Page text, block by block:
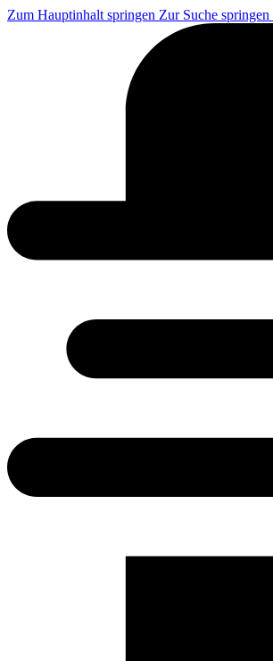
Zum Hauptinhalt springen Zur Suche springen